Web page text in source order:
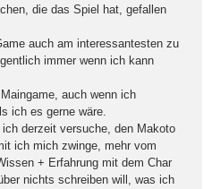
die das Spiel hat, gefallen
auch am interessantesten zu
immer wenn ich kann
auch wenn ich
ich es gerne wäre.
derzeit versuche, den Makoto
ich mich zwinge, mehr vom
+ Erfahrung mit dem Char
nichts schreiben will, was ich